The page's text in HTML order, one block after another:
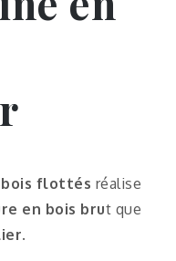
bois flottés réalise
en bois brut que
.